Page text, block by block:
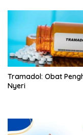
Tramadol: Obat
Nyeri